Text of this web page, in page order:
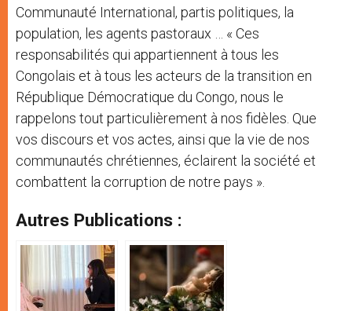
Communauté International, partis politiques, la
population, les agents pastoraux … « Ces
responsabilités qui appartiennent à tous les
Congolais et à tous les acteurs de la transition en
République Démocratique du Congo, nous le
rappelons tout particulièrement à nos fidèles. Que
vos discours et vos actes, ainsi que la vie de nos
communautés chrétiennes, éclairent la société et
combattent la corruption de notre pays ».
Autres Publications :